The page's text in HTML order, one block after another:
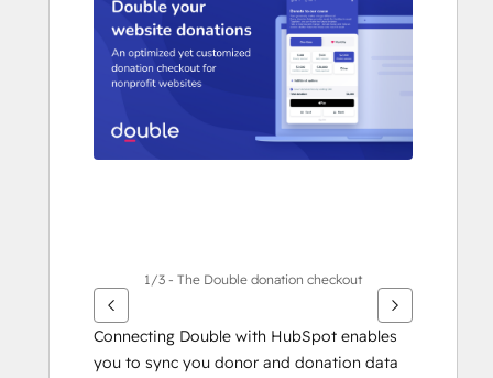
1/3 - The Double donation checkout
Connecting Double with HubSpot enables
you to sync you donor and donation data